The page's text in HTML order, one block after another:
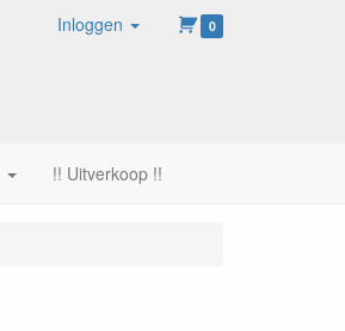
Inloggen 0
!! Uitverkoop !!